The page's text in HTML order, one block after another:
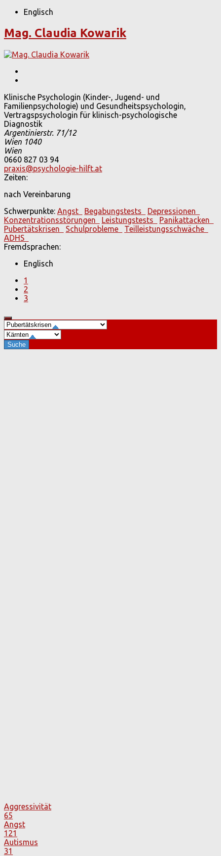
Englisch
Mag. Claudia Kowarik
Klinische Psychologin (Kinder-, Jugend- und
Familienpsychologie) und Gesundheitspsychologin,
Vertragspsychologin für klinisch-psychologische
Diagnostik
Argentinierstr. 71/12
Wien 1040
Wien
0660 827 03 94
praxis@psychologie-hilft.at
Zeiten:
nach Vereinbarung
Schwerpunkte: Angst Begabungstests
Depressionen
Konzentrationsstörungen
Leistungstests
Panikattacken
Pubertätskrisen
Schulprobleme
Teilleistungsschwäche
ADHS
Fremdsprachen:
Englisch
1
2
3
Aggressivität
65
Angst
121
Autismus
31